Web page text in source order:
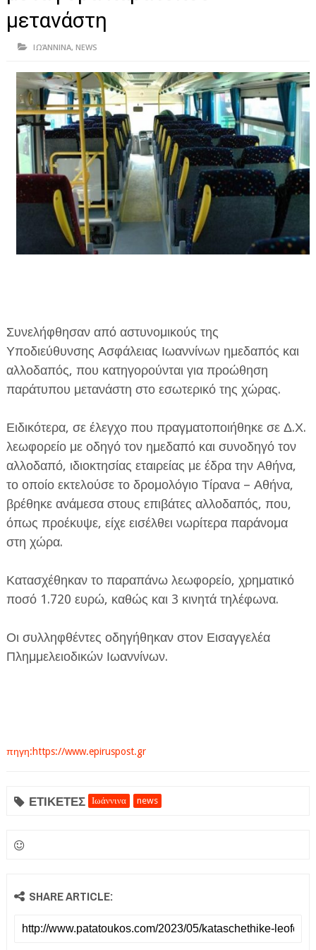
ΗΠΕΙΡΟΣ
ΙΩΑΝΝΙΝΑ
ΘΕΣΠΡΩΤΙΑ
ΙΟΝΙΑ ΝΗΣΙΑ
ΚΑΙ ΕΛΛΑΔΑ
ΥΓΕΙΑ-ΟΜΟΡΦΙΑ
ΠΟΛΙΤΙΣΜΟΣ
ΕΦΗΜΕΡΙΔΑ Η ΠΑΡΓΑ
ΠΛΗΡΟΦΟΡΙΕΣ
μετανάστη
ΙΩΆΝΝΙΝΑ, NEWS
Συνελήφθησαν από αστυνομικούς της
Υποδιεύθυνσης Ασφάλειας Ιωαννίνων ημεδαπός και
αλλοδαπός, που κατηγορούνται για προώθηση
παράτυπου μετανάστη στο εσωτερικό της χώρας.
Ειδικότερα, σε έλεγχο που πραγματοποιήθηκε σε Δ.Χ.
λεωφορείο με οδηγό τον ημεδαπό και συνοδηγό τον
αλλοδαπό, ιδιοκτησίας εταιρείας με έδρα την Αθήνα,
το οποίο εκτελούσε το δρομολόγιο Τίρανα – Αθήνα,
βρέθηκε ανάμεσα στους επιβάτες αλλοδαπός, που,
όπως προέκυψε, είχε εισέλθει νωρίτερα παράνομα
στη χώρα.
Κατασχέθηκαν το παραπάνω λεωφορείο, χρηματικό
ποσό 1.720 ευρώ, καθώς και 3 κινητά τηλέφωνα.
Οι συλληφθέντες οδηγήθηκαν στον Εισαγγελέα
Πλημμελειοδικών Ιωαννίνων.
πηγη:https://www.epiruspost.gr
ΕΤΙΚΕΤΕΣ Ιωάννινα news
SHARE ARTICLE: